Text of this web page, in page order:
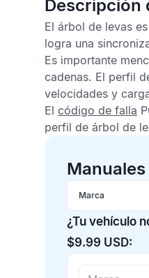
Descripción
El árbol de levas
logra una
Es importante
cadenas. El perfil
velocidades y
El código de falla
perfil de árbol de
Marca
¿Tu vehículo
$9.99 USD: